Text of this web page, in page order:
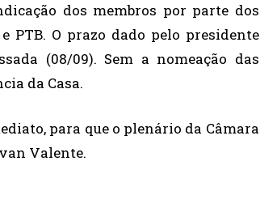
dos membros por parte dos
PTB. O prazo dado pelo presidente
(08/09). Sem a nomeação das
da Casa.
para que o plenário da Câmara
Valente.